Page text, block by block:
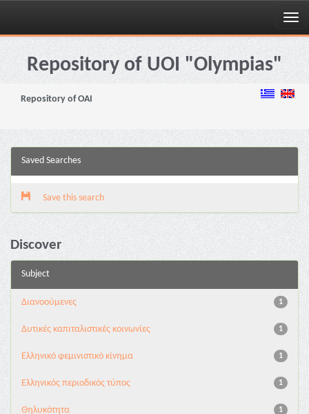
Skip
navigationRepository of UOI "Olympias"
Repository of OAI
Saved Searches
Save this search
Discover
Subject
1
Διανoούμενες
1
Δυτικές καπιταλιστικές κοινωνίες
1
Ελληνικό φεμινιστικό κίνημα
1
Ελληνικός περιοδικός τύπος
1
Θηλυκότητα